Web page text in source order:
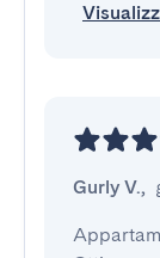
Gurly V.,